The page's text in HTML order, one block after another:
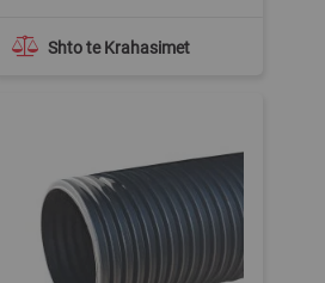
Shto te Krahasimet